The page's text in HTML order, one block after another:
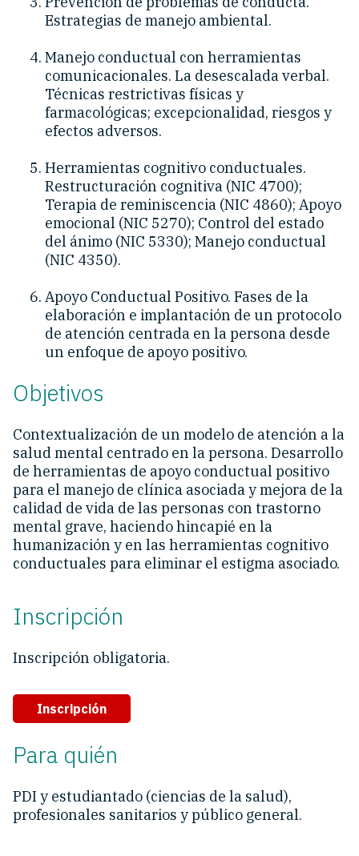
Estrategias de manejo ambiental.
Manejo conductual con herramientas
comunicacionales. La desescalada verbal.
Técnicas restrictivas físicas y
farmacológicas; excepcionalidad, riesgos y
efectos adversos.
Herramientas cognitivo conductuales.
Restructuración cognitiva (NIC 4700);
Terapia de reminiscencia (NIC 4860); Apoyo
emocional (NIC 5270); Control del estado
del ánimo (NIC 5330); Manejo conductual
(NIC 4350).
Apoyo Conductual Positivo. Fases de la
elaboración e implantación de un protocolo
de atención centrada en la persona desde
un enfoque de apoyo positivo.
Objetivos
Contextualización de un modelo de atención a la
salud mental centrado en la persona. Desarrollo
de herramientas de apoyo conductual positivo
para el manejo de clínica asociada y mejora de la
calidad de vida de las personas con trastorno
mental grave, haciendo hincapié en la
humanización y en las herramientas cognitivo
conductuales para eliminar el estigma asociado.
Inscripción
Inscripción obligatoria.
Inscripción
Para quién
PDI y estudiantado (ciencias de la salud),
profesionales sanitarios y público general.